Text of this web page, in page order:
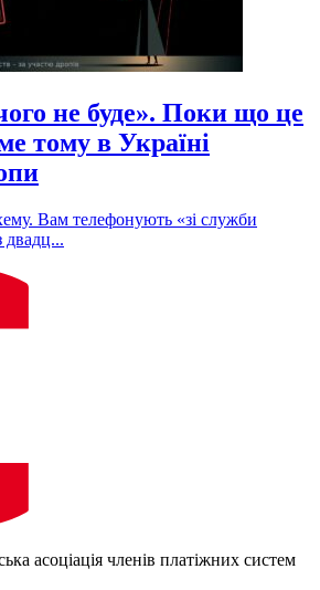
не буде». Поки що це
тому в Україні
Вам телефонують «зі служби
двадц...
асоціація членів платіжних систем